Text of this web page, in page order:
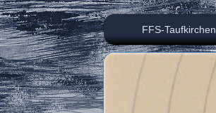
FFS-Taufkirchen